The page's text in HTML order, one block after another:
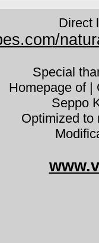
Direct
Special
Homepage of |
Seppo
Optimized to